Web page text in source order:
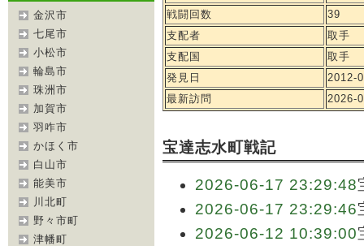
金沢市
七尾市
小松市
輪島市
珠洲市
加賀市
羽咋市
かほく市
白山市
能美市
川北町
野々市町
津幡町
戦闘回数
39
支配者
取手
支配国
取手
発見日
2012-
最新訪問
2026-
宝達志水町戦記
2026-06-17 23:29:48
2026-06-17 23:29:46
2026-06-12 10:39:00